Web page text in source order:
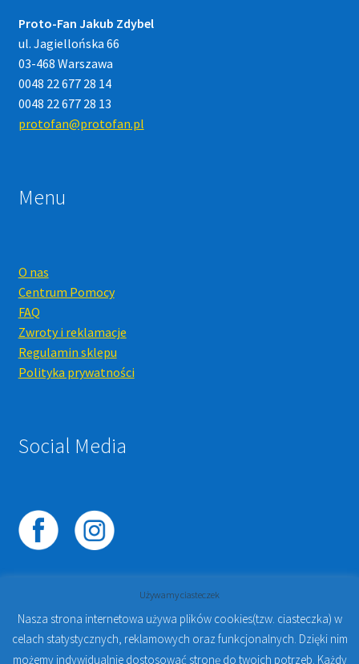
Proto-Fan Jakub Zdybel
ul. Jagiellońska 66
03-468 Warszawa
0048 22 677 28 14
0048 22 677 28 13
protofan@protofan.pl
Menu
O nas
Centrum Pomocy
FAQ
Zwroty i reklamacje
Regulamin sklepu
Polityka prywatności
Social Media
© 2023PROTO-FAN | Sklep Stomatologiczny Online i
Używamy ciasteczek
Nasza strona internetowa używa plików cookies(tzw. ciasteczka) w
celach statystycznych, reklamowych oraz funkcjonalnych. Dzięki nim
możemy indywidualnie dostosować stronę do twoich potrzeb. Każdy